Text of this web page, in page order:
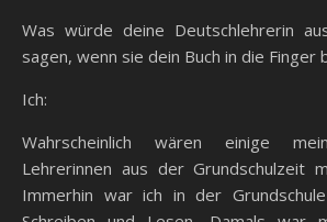
Was würde deine Deutschlehrerin
sagen, wenn sie dein Buch in die Finger
Ich:
Wahrscheinlich wären einige
Lehrerinnen aus der Grundschulzeit
Immerhin war ich in der